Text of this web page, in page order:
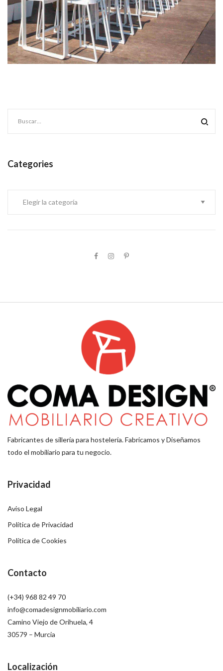
Categories
Categories
Fabricantes de sillería para hostelería. Fabricamos y Diseñamos
todo el mobiliario para tu negocio.
Privacidad
Aviso Legal
Política de Privacidad
Política de Cookies
Contacto
(+34) 968 82 49 70
info@comadesignmobiliario.com
Camino Viejo de Orihuela, 4
30579 – Murcia
Localización